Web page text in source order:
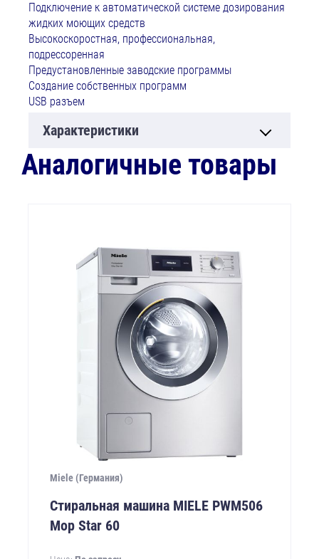
Подключение к автоматической системе дозирования
жидких моющих средств
Высокоскоростная, профессиональная,
подрессоренная
Предустановленные заводские программы
Создание собственных программ
USB разъем
Характеристики
Аналогичные товары
Miele (Германия)
Стиральная машина MIELE PWM506
Mop Star 60